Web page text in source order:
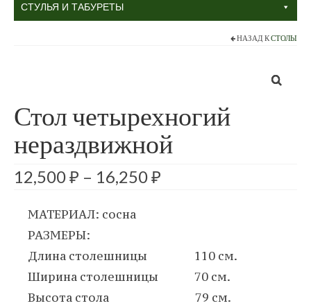
● КАБИНЕТ
● ЭФФЕКТ СТАРЕНИЯ
● РЕЗЬБА НА ИЗДЕЛИЯХ
● СТЕКЛА И ЗЕРКАЛА
СТУЛЬЯ И ТАБУРЕТЫ
НАЗАД КСТОЛЫ
Стол четырехногий
нераздвижной
12,500₽ – 16,250₽
МАТЕРИАЛ: сосна
РАЗМЕРЫ:
Длина столешницы 110 см.
Ширина столешницы 70 см.
Высота стола 79 см.